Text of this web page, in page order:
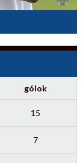
gólok
15
7